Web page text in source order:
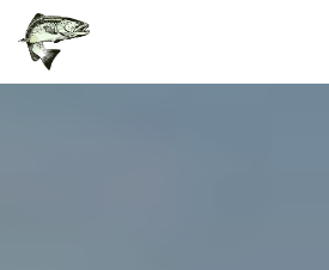
Panneau de gestion des cookies